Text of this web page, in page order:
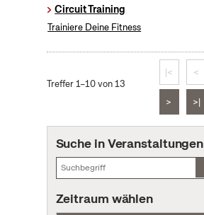
Circuit Training
Trainiere Deine Fitness
Treffer 1–10 von 13
|< <
> >|
Suche in Veranstaltungen
Zeitraum wählen